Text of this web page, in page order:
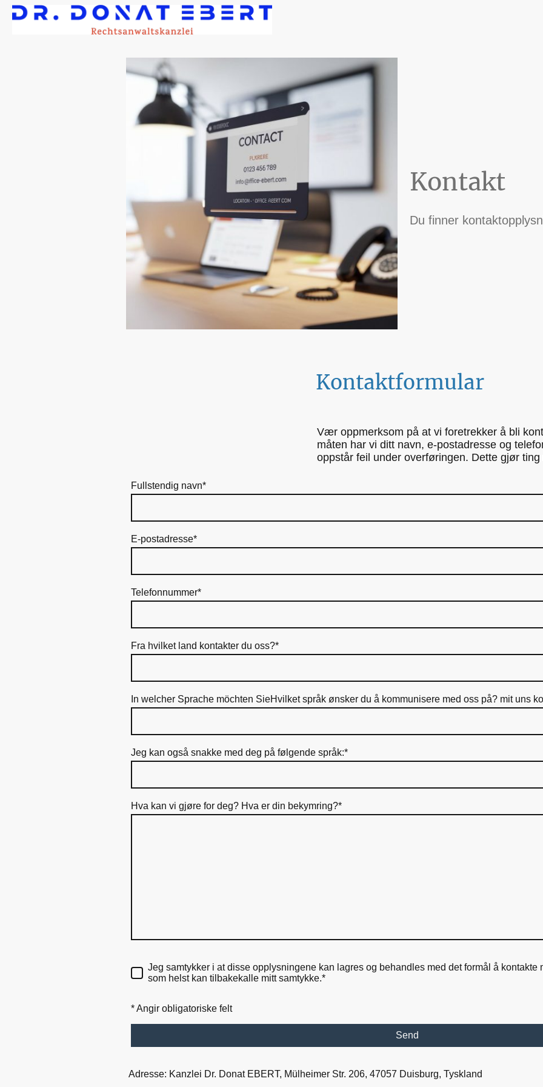
Kontakt
Du finner
Kontaktformular
Vær oppmerksom på at vi foretrekker å bli
måten har vi ditt navn, e-postadresse og
oppstår feil under overføringen. Dette gjør ting
Fullstendig navn*
E-postadresse*
Telefonnummer*
Fra hvilket land kontakter du oss?*
In welcher Sprache möchten SieHvilket språk ønsker du å kommunisere med oss på? mit uns
Jeg kan også snakke med deg på følgende språk:*
Hva kan vi gjøre for deg? Hva er din bekymring?*
Jeg samtykker i at disse opplysningene kan lagres og behandles med det formål å kontakte
som helst kan tilbakekalle mitt samtykke.*
* Angir obligatoriske felt
Send
Adresse: Kanzlei Dr. Donat EBERT, Mülheimer Str. 206, 47057 Duisburg, Tyskland